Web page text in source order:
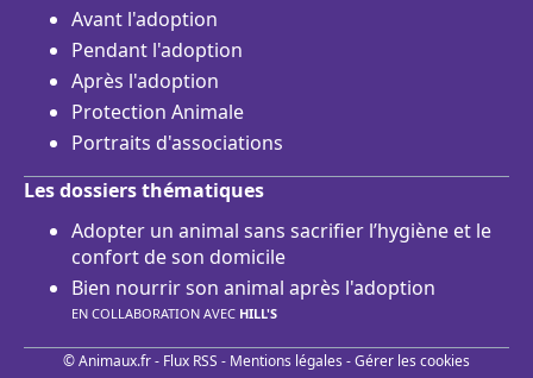
Avant l'adoption
Pendant l'adoption
Après l'adoption
Protection Animale
Portraits d'associations
Les dossiers thématiques
Adopter un animal sans sacrifier l’hygiène et le
confort de son domicile
Bien nourrir son animal après l'adoption
EN COLLABORATION AVEC HILL'S
© Animaux.fr - Flux RSS - Mentions légales -Gérer les cookies